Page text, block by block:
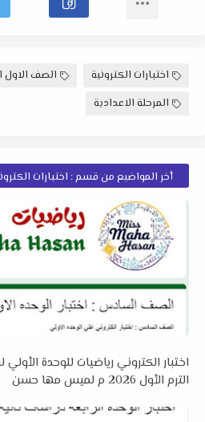
اختبارات الكترونية
الصف الاول
المرحلة الاعدادية
أخر المواضيع من قسم : اختبارات
اختبار الكتروني رياضيات للوحدة
الترم الأول 2026 م لميس مها حسن